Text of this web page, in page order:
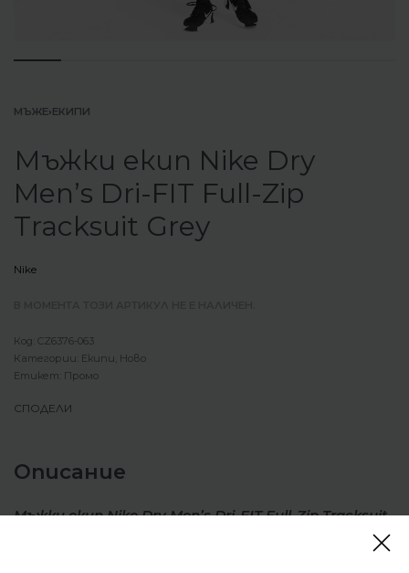
МЪЖЕ›ЕКИПИ
Мъжки екип Nike Dry
Men’s Dri-FIT Full-Zip
Tracksuit Grey
Nike
CZ6376-063
Категории: Екипи Ново
Етикет: Промо
СПОДЕЛИ
Описание
Мъжки екип Nike Dry Men’s Dri-FIT Full-Zip Tracksuit